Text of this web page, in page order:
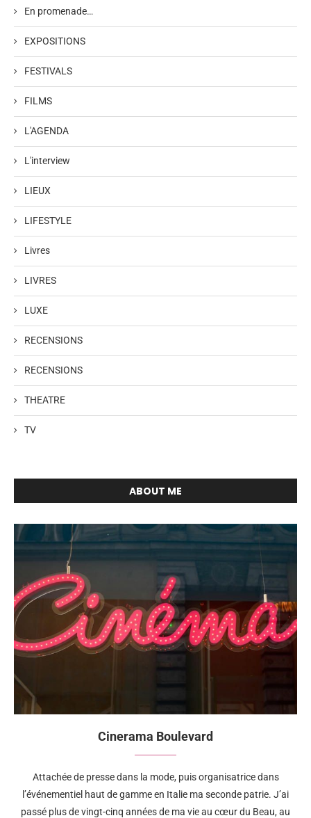
En promenade…
EXPOSITIONS
FESTIVALS
FILMS
L'AGENDA
L'interview
LIEUX
LIFESTYLE
Livres
LIVRES
LUXE
RECENSIONS
RECENSIONS
THEATRE
TV
ABOUT ME
Cinerama Boulevard
Attachée de presse dans la mode, puis organisatrice dans
l’événementiel haut de gamme en Italie ma seconde patrie. J’ai
passé plus de vingt-cinq années de ma vie au cœur du Beau, au